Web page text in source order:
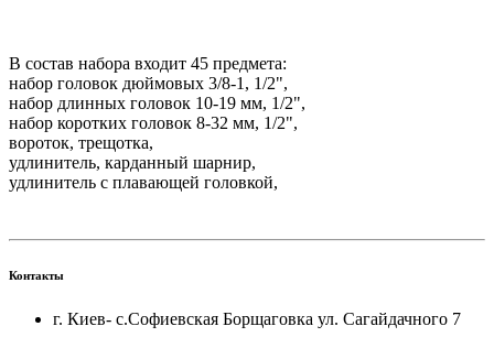
В состав набора входит 45 предмета:
набор головок дюймовых 3/8-1, 1/2",
набор длинных головок 10-19 мм, 1/2",
набор коротких головок 8-32 мм, 1/2",
вороток, трещотка,
удлинитель, карданный шарнир,
удлинитель с плавающей головкой,
Контакты
г. Киев- с.Софиевская Борщаговка ул. Сагайдачного 7